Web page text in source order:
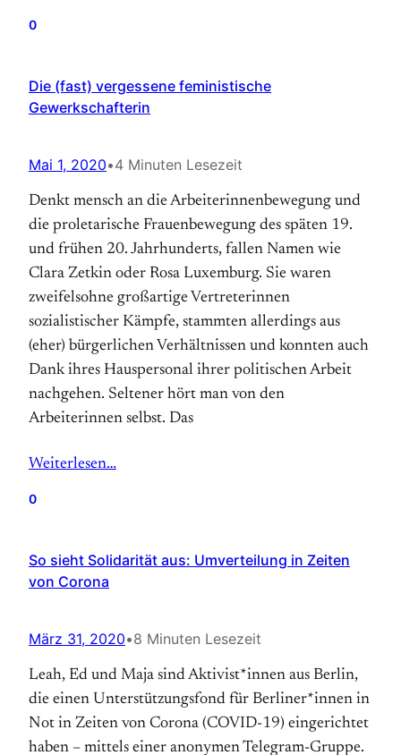
0
Die (fast) vergessene feministische
Gewerkschafterin
Mai 1, 2020•4 Minuten Lesezeit
Denkt mensch an die Arbeiterinnenbewegung und
die proletarische Frauenbewegung des späten 19.
und frühen 20. Jahrhunderts, fallen Namen wie
Clara Zetkin oder Rosa Luxemburg. Sie waren
zweifelsohne großartige Vertreterinnen
sozialistischer Kämpfe, stammten allerdings aus
(eher) bürgerlichen Verhältnissen und konnten auch
Dank ihres Hauspersonal ihrer politischen Arbeit
nachgehen. Seltener hört man von den
Arbeiterinnen selbst. Das
Weiterlesen…
0
So sieht Solidarität aus: Umverteilung in Zeiten
von Corona
März 31, 2020•8 Minuten Lesezeit
Leah, Ed und Maja sind Aktivist*innen aus Berlin,
die einen Unterstützungsfond für Berliner*innen in
Not in Zeiten von Corona (COVID-19) eingerichtet
haben – mittels einer anonymen Telegram-Gruppe.